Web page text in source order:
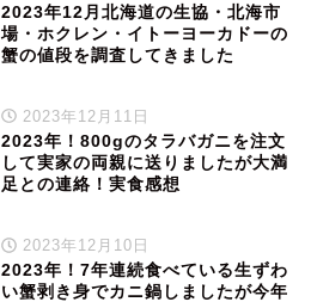
2023年12月北海道の生協・北海市
場・ホクレン・イトーヨーカドーの
蟹の値段を調査してきました
2023年12月11日
2023年！800gのタラバガニを注文
して実家の両親に送りましたが大満
足との連絡！実食感想
2023年12月10日
2023年！7年連続食べている生ずわ
い蟹剥き身でカニ鍋しましたが今年